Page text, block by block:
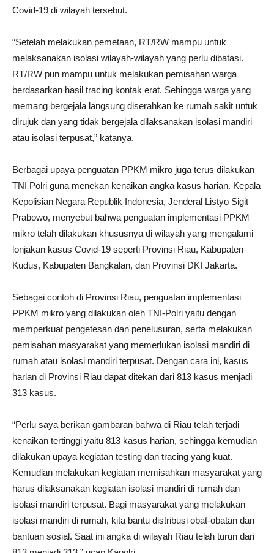
Covid-19 di wilayah tersebut.
“Setelah melakukan pemetaan, RT/RW mampu untuk
melaksanakan isolasi wilayah-wilayah yang perlu dibatasi.
RT/RW pun mampu untuk melakukan pemisahan warga
berdasarkan hasil tracing kontak erat. Sehingga warga yang
memang bergejala langsung diserahkan ke rumah sakit untuk
dirujuk dan yang tidak bergejala dilaksanakan isolasi mandiri
atau isolasi terpusat,” katanya.
Berbagai upaya penguatan PPKM mikro juga terus dilakukan
TNI Polri guna menekan kenaikan angka kasus harian. Kepala
Kepolisian Negara Republik Indonesia, Jenderal Listyo Sigit
Prabowo, menyebut bahwa penguatan implementasi PPKM
mikro telah dilakukan khususnya di wilayah yang mengalami
lonjakan kasus Covid-19 seperti Provinsi Riau, Kabupaten
Kudus, Kabupaten Bangkalan, dan Provinsi DKI Jakarta.
Sebagai contoh di Provinsi Riau, penguatan implementasi
PPKM mikro yang dilakukan oleh TNI-Polri yaitu dengan
memperkuat pengetesan dan penelusuran, serta melakukan
pemisahan masyarakat yang memerlukan isolasi mandiri di
rumah atau isolasi mandiri terpusat. Dengan cara ini, kasus
harian di Provinsi Riau dapat ditekan dari 813 kasus menjadi
313 kasus.
“Perlu saya berikan gambaran bahwa di Riau telah terjadi
kenaikan tertinggi yaitu 813 kasus harian, sehingga kemudian
dilakukan upaya kegiatan testing dan tracing yang kuat.
Kemudian melakukan kegiatan memisahkan masyarakat yang
harus dilaksanakan kegiatan isolasi mandiri di rumah dan
isolasi mandiri terpusat. Bagi masyarakat yang melakukan
isolasi mandiri di rumah, kita bantu distribusi obat-obatan dan
bantuan sosial. Saat ini angka di wilayah Riau telah turun dari